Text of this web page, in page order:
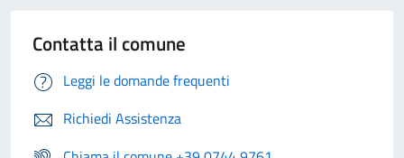
Contatta il comune
Leggi le domande frequenti
Richiedi Assistenza